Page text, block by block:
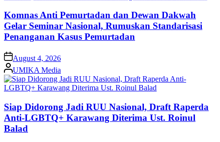
Komnas Anti Pemurtadan dan Dewan Dakwah
Gelar Seminar Nasional, Rumuskan Standarisasi
Penanganan Kasus Pemurtadan
on August 4, 2026
Posted
by
UMIKA Media
Siap Didorong Jadi RUU Nasional, Draft Raperda
Anti-LGBTQ+ Karawang Diterima Ust. Roinul
Balad